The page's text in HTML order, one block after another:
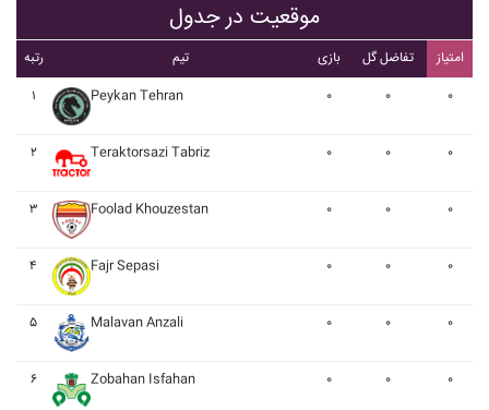
موقعیت در جدول
رتبه تیم بازی تفاضل گل
امتیاز
۱
Peykan Tehran ۰ ۰ ۰
۲ Teraktorsazi Tabriz ۰ ۰ ۰
۳ Foolad Khouzestan ۰ ۰ ۰
۴ Fajr Sepasi ۰ ۰ ۰
۵ Malavan Anzali ۰ ۰ ۰
۶ Zobahan Isfahan ۰ ۰ ۰